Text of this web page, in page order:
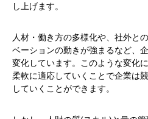
し上げます。
人材・働き方の多様化や、社外と
ベーションの動きが強まるなど、
変化しています。このような変化
柔軟に適応していくことで企業は
していくことができます。